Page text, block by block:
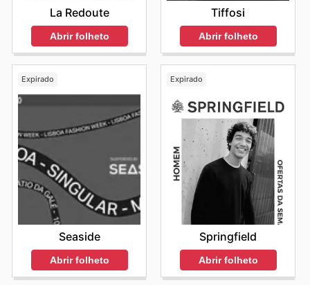
La Redoute
Abrir folheto
Tiffosi
Abrir folheto
Expirado
Seaside
Abrir folheto
Expirado
Springfield
Abrir folheto